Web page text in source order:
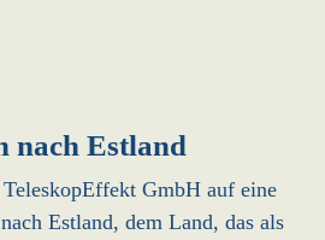
nach Estland
GmbH auf eine
Estland, dem Land, das als